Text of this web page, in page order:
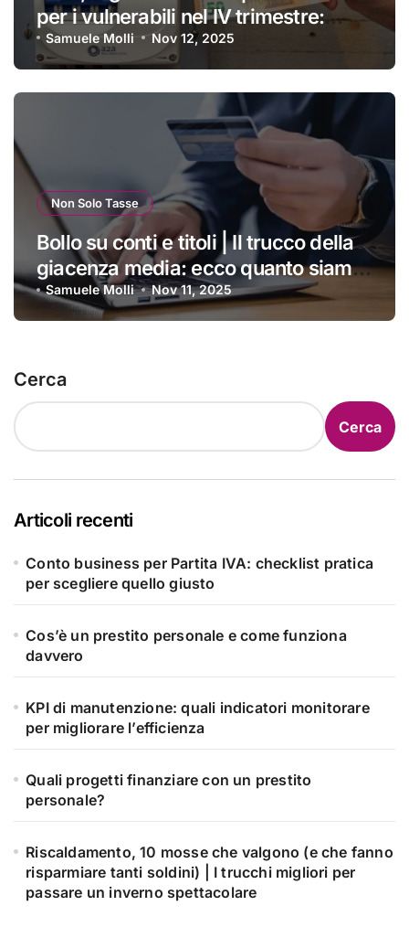
per i vulnerabili nel IV trimestre:
ecco a chi si applica e come
ottenerlo
Samuele Molli Nov 12, 2025
Non Solo Tasse
Bollo su conti e titoli | Il trucco della
giacenza media: ecco quanto siamo
costretti a pagare ogni anno
Samuele Molli Nov 11, 2025
Cerca
Cerca
Articoli recenti
Conto business per Partita IVA: checklist pratica
per scegliere quello giusto
Cos’è un prestito personale e come funziona
davvero
KPI di manutenzione: quali indicatori monitorare
per migliorare l’efficienza
Quali progetti finanziare con un prestito
personale?
Riscaldamento, 10 mosse che valgono (e che fanno
risparmiare tanti soldini) | I trucchi migliori per
passare un inverno spettacolare